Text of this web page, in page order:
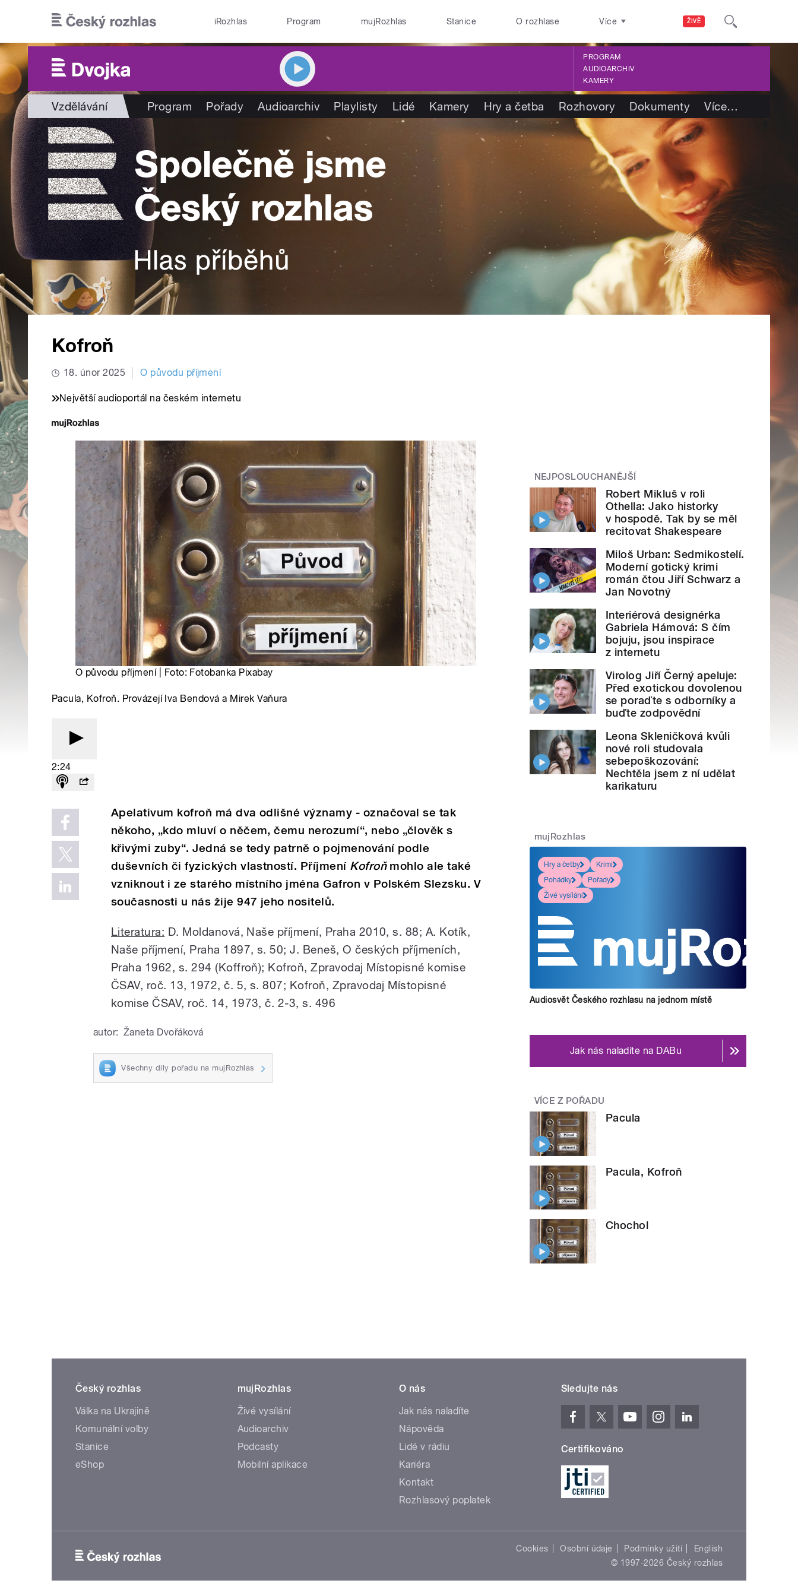
ŽIVĚ
iRozhlas Program mujRozhlas Stanice O rozhlase Více
PROGRAM
AUDIOARCHIV
KAMERY
Vzdělávání Program Pořady Audioarchiv Playlisty Lidé Kamery Hry a četba Rozhovory Dokumenty Více…
Kofroň
18. únor 2025 O původu příjmení
Největší audioportál na českém internetu
O původu příjmení | Foto: Fotobanka Pixabay
Pacula, Kofroň. Provázejí Iva Bendová a Mirek Vaňura
2:24
Apelativum kofroň má dva odlišné významy ‒ označoval se tak
někoho, „kdo mluví o něčem, čemu nerozumí“, nebo „člověk s
křivými zuby“. Jedná se tedy patrně o pojmenování podle
duševních či fyzických vlastností. Příjmení Kofroňmohlo ale také
vzniknout i ze starého místního jména Gafron v Polském Slezsku. V
současnosti u nás žije 947 jeho nositelů.
Literatura: D. Moldanová, Naše příjmení, Praha 2010, s. 88; A. Kotík,
Naše příjmení, Praha 1897, s. 50; J. Beneš, O českých příjmeních,
Praha 1962, s. 294 (Koffroň); Kofroň, Zpravodaj Místopisné komise
ČSAV, roč. 13, 1972, č. 5, s. 807; Kofroň, Zpravodaj Místopisné
komise ČSAV, roč. 14, 1973, č. 2‒3, s. 496
autor: Žaneta Dvořáková
Všechny díly pořadu na mujRozhlas
NEJPOSLOUCHANĚJŠÍ
Robert Mikluš v roli
Othella: Jako historky
v hospodě. Tak by se měl
recitovat Shakespeare
Miloš Urban: Sedmikostelí.
Moderní gotický krimi
román čtou Jiří Schwarz a
Jan Novotný
Interiérová designérka
Gabriela Hámová: S čím
bojuju, jsou inspirace
z internetu
Virolog Jiří Černý apeluje:
Před exotickou dovolenou
se poraďte s odborníky a
buďte zodpovědní
Leona Skleničková kvůli
nové roli studovala
sebepoškozování:
Nechtěla jsem z ní udělat
karikaturu
mujRozhlas
Hry a četby
Krimi
Pohádky
Pořady
Živé vysílání
Audiosvět Českého rozhlasu na jednom místě
Jak nás naladíte na DABu
VÍCE Z POŘADU
Pacula
Pacula, Kofroň
Chochol
Český rozhlas
Válka na Ukrajině
Komunální volby
Stanice
eShop
mujRozhlas
Živé vysílání
Audioarchiv
Podcasty
Mobilní aplikace
O nás
Jak nás naladíte
Nápověda
Lidé v rádiu
Kariéra
Kontakt
Rozhlasový poplatek
Sledujte nás
Certifikováno
Cookies Osobní údaje Podmínky užití
English
© 1997-2026 Český rozhlas